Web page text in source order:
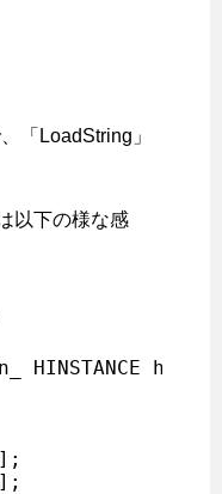
「LoadString」
以下の様な感
HINSTANCE